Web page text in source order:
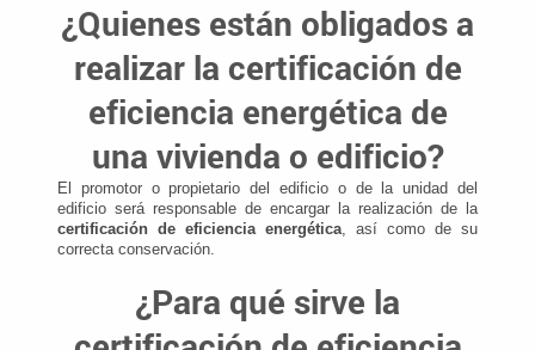
¿Quienes están obligados a
realizar la certificación de
eficiencia energética de
una vivienda o edificio?
El promotor o propietario del edificio o de la unidad del
edificio será responsable de encargar la realización de la
certificación de eficiencia energética, así como de su
correcta conservación.
¿Para qué sirve la